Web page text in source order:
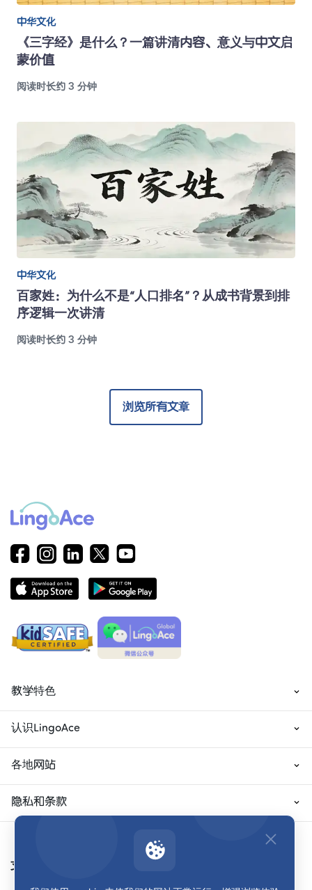
中华文化
《三字经》是什么？一篇讲清内容、意义与中文启
蒙价值
阅读时长约 3 分钟
中华文化
百家姓：为什么不是“人口排名”？从成书背景到排
序逻辑一次讲清
阅读时长约 3 分钟
浏览所有文章
教学特色
认识LingoAce
各地网站
隐私和条款
支付方式